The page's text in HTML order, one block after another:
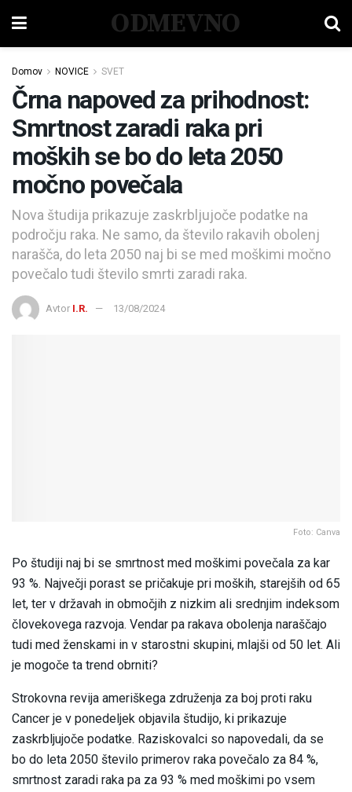
ODMEVNO
Domov NOVICE SVET
Črna napoved za prihodnost:
Smrtnost zaradi raka pri
moških se bo do leta 2050
močno povečala
Nova študija prikazuje zaskrbljujoče podatke na
področju raka. Ne samo, da število rakavih obolenj
narašča, do leta 2050 naj bi se med moškimi močno
povečalo tudi število smrti zaradi raka.
Avtor I.R. 13/08/2024
Foto: Canva
Po študiji naj bi se smrtnost med moškimi povečala za kar
93 %. Največji porast se pričakuje pri moških, starejših od 65
let, ter v državah in območjih z nizkim ali srednjim indeksom
človekovega razvoja. Vendar pa rakava obolenja naraščajo
tudi med ženskami in v starostni skupini, mlajši od 50 let. Ali
je mogoče ta trend obrniti?
Strokovna revija ameriškega združenja za boj proti raku
Cancer je v ponedeljek objavila študijo, ki prikazuje
zaskrbljujoče podatke. Raziskovalci so napovedali, da se
bo do leta 2050 število primerov raka povečalo za 84 %,
smrtnost zaradi raka pa za 93 % med moškimi po vsem